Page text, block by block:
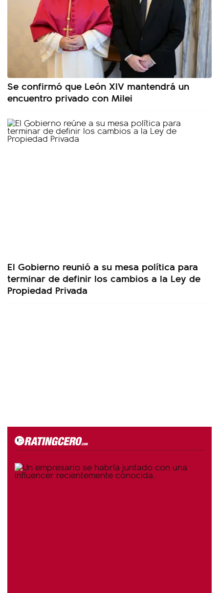
Se confirmó que León XIV mantendrá un
encuentro privado con Milei
El Gobierno reunió a su mesa política para
terminar de definir los cambios a la Ley de
Propiedad Privada